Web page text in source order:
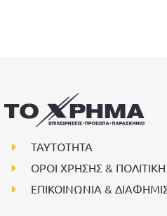
ΤΑΥΤΟΤΗΤΑ
ΟΡΟΙ ΧΡΗΣΗΣ &
ΕΠΙΚΟΙΝΩΝΙΑ &